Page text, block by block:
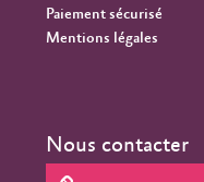
Paiement sécurisé
Mentions légales
Nous contacter